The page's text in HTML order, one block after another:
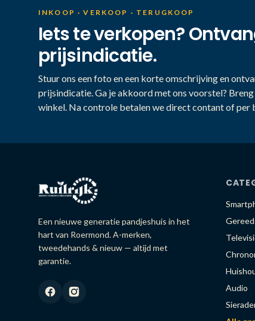
INKOOP · VERKOOP · TERUGKOOP
Iets te verkopen?
prijsindicatie.
Stuur ons een foto en een korte omschrijving en
prijsindicatie. Ga je akkoord met ons voorstel?
winkel. Na controle betalen we direct contant of per
Een nieuwe generatie pandjeshuis in het
hart van Roermond. A-merken,
tweedehands & nieuw — altijd met
garantie.
Audio